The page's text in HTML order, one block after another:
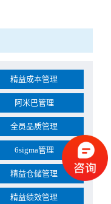
精益成本管理
阿米巴管理
全员品质管理
6sigma管理
精益仓储管理
精益绩效管理